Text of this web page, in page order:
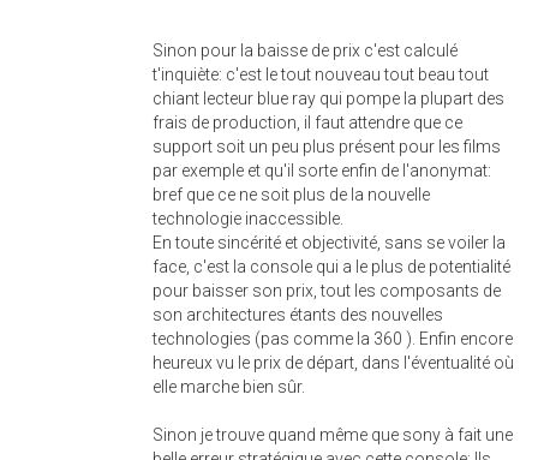
Sinon pour la baisse de prix c'est calculé
t'inquiète: c'est le tout nouveau tout beau tout
chiant lecteur blue ray qui pompe la plupart des
frais de production, il faut attendre que ce
support soit un peu plus présent pour les films
par exemple et qu'il sorte enfin de l'anonymat:
bref que ce ne soit plus de la nouvelle
technologie inaccessible.
En toute sincérité et objectivité, sans se voiler la
face, c'est la console qui a le plus de potentialité
pour baisser son prix, tout les composants de
son architectures étants des nouvelles
technologies (pas comme la 360 ). Enfin encore
heureux vu le prix de départ, dans l'éventualité où
elle marche bien sûr.
Sinon je trouve quand même que sony à fait une